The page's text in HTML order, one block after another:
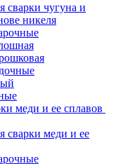
сварки чугуна и
никеля
меди и ее сплавов
сварки меди и ее